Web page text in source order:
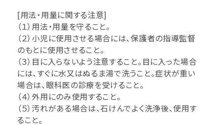
[用法・用量に関する注意]
（１）用法・用量を守ること。
（２）小児に使用させる場合には、保護者の指導監督
のもとに使用させること。
（３）目に入らないよう注意すること。目に入った場合
には、すぐに水又はぬるま湯で洗うこと。症状が重い
場合は、眼科医の診療を受けること。
（４）外用にのみ使用すること。
（５）汚れがある場合は、石けんでよく洗浄後、使用す
ること。